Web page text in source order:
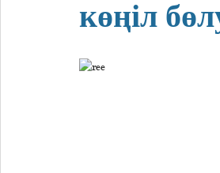
көңіл